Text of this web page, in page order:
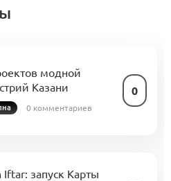
модной
Казани
0
0 комментариев
Iftar: запуск Карты